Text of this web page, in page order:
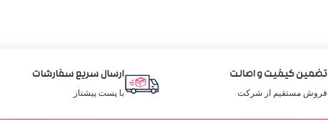
تضمین کیفیت و اصالت
فروش مستقیم از شرکت
ارسال سریع سفارشات
با پست پیشتاز